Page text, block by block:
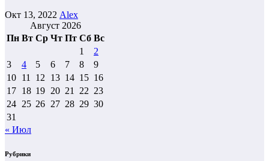
Окт 13, 2022 Alex
Август 2026
Пн Вт Ср Чт Пт Сб Вс
1
2
3
4 5 6 7 8
9
10 11 12 13 14 15 16
17 18 19 20 21 22 23
24 25 26 27 28 29 30
31
« Июл
Рубрики